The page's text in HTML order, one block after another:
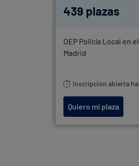
439 plazas
OEP Policía Local en
Madrid
Inscripción abierta
Quiero mi plaza